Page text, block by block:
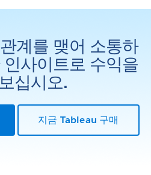
계를 맺어 소통하
사이트로 수익을
십시오.
지금 Tableau 구매